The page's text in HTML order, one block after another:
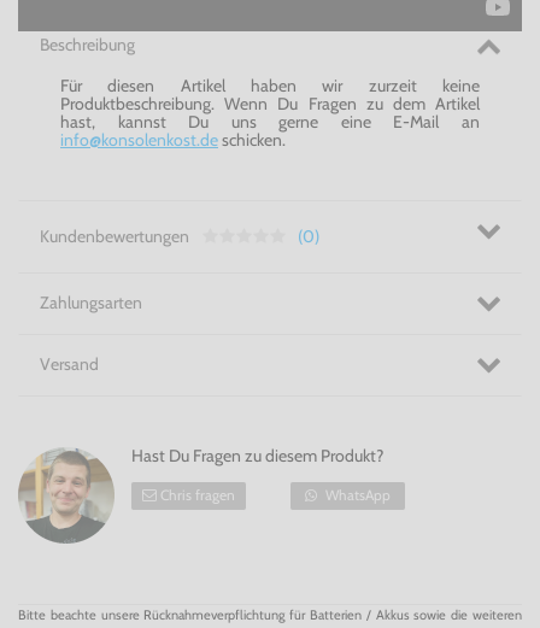
Beschreibung
Für diesen Artikel haben wir zurzeit keine
Produktbeschreibung. Wenn Du Fragen zu dem Artikel
hast, kannst Du uns gerne eine E-Mail an
info@konsolenkost.deschicken.
Kundenbewertungen (0)
Zahlungsarten
Versand
Hast Du Fragen zu diesem Produkt?
Chris fragen WhatsApp
Bitte beachte unsere Rücknahmeverpflichtung für Batterien / Akkus sowie die weiteren